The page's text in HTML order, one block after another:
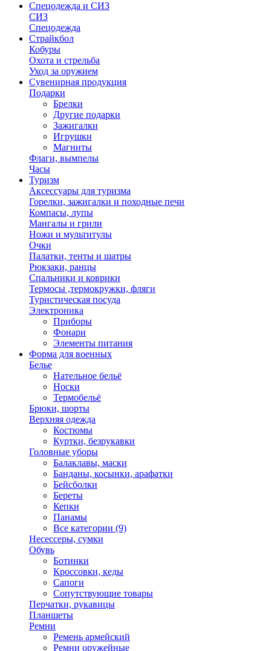
Спецодежда и СИЗ
СИЗ
Спецодежда
Страйкбол
Кобуры
Охота и стрельба
Уход за оружием
Сувенирная продукция
Подарки
Брелки
Другие подарки
Зажигалки
Игрушки
Магниты
Флаги, вымпелы
Часы
Туризм
Аксессуары для туризма
Горелки, зажигалки и походные печи
Компасы, лупы
Мангалы и грили
Ножи и мультитулы
Очки
Палатки, тенты и шатры
Рюкзаки, ранцы
Спальники и коврики
Термосы ,термокружки, фляги
Туристическая посуда
Электроника
Приборы
Фонари
Элементы питания
Форма для военных
Белье
Нательное бельё
Носки
Термобельё
Брюки, шорты
Верхняя одежда
Костюмы
Куртки, безрукавки
Головные уборы
Балаклавы, маски
Банданы, косынки, арафатки
Бейсболки
Береты
Кепки
Панамы
Все категории (9)
Несессеры, сумки
Обувь
Ботинки
Кроссовки, кеды
Сапоги
Сопутствующие товары
Перчатки, рукавицы
Планшеты
Ремни
Ремень армейский
Ремни оружейные